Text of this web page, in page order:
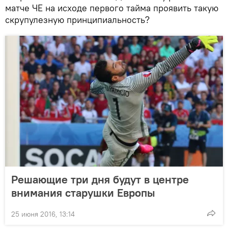
матче ЧЕ на исходе первого тайма проявить такую
скрупулезную принципиальность?
Решающие три дня будут в центре
внимания старушки Европы
25 июня 2016, 13:14